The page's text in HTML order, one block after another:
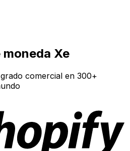
Xe
comercial en 300+